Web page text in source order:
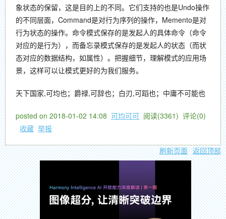
象状态的保留，这是目的上的不同。它们支持的也是Undo操作
的不同层面，Command是对行为序列的操作，Memento是对
行为状态的操作。命令模式保存的是发起人的具体命令（命令
对应的是行为），而备忘录模式保存的是发起人的状态（而状
态对应的数据结构，如属性）。把握细节，理解模式的应用场
景，这样可以让模式更好的为我们服务。
天下国家,可均也；爵禄,可辞也；白刃,可蹈也；中庸不可能也
posted on 2018-01-02 14:08 可均可可 阅读(3361) 评论(0)
收藏 举报
刷新页面 返回顶部